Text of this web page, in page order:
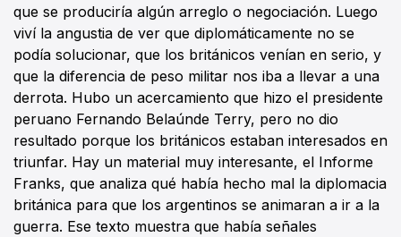
que se produciría algún arreglo o negociación. Luego
viví la angustia de ver que diplomáticamente no se
podía solucionar, que los británicos venían en serio, y
que la diferencia de peso militar nos iba a llevar a una
derrota. Hubo un acercamiento que hizo el presidente
peruano Fernando Belaúnde Terry, pero no dio
resultado porque los británicos estaban interesados en
triunfar. Hay un material muy interesante, el Informe
Franks, que analiza qué había hecho mal la diplomacia
británica para que los argentinos se animaran a ir a la
guerra. Ese texto muestra que había señales